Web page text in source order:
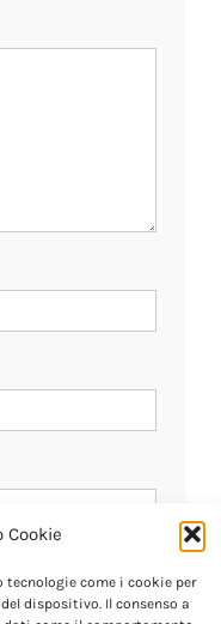
Cookie
come i cookie per
dispositivo. Il consenso a